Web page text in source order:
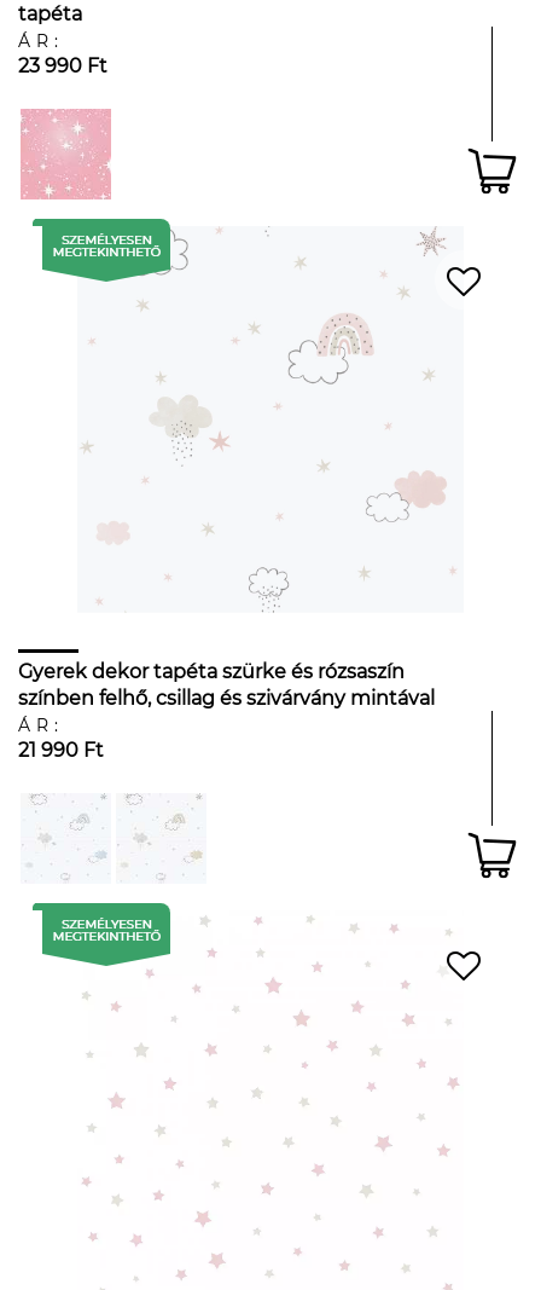
tapéta
ÁR:
23 990 Ft
Gyerek dekor tapéta szürke és rózsaszín
színben felhő, csillag és szivárvány mintával
ÁR:
21 990 Ft